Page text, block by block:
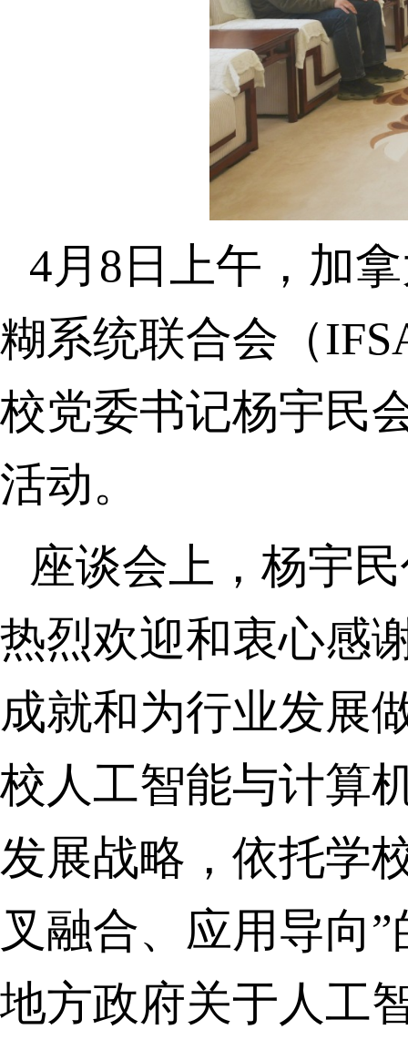
4月8日上午 ， 加
糊系统联合会（
校党委书记杨宇民
活动。
座谈会上，杨宇
热烈欢迎和衷心感
成就和为行业发展
校人工智能与计算
发展战略，依托学
叉融合、应用导向
地方政府关于人工